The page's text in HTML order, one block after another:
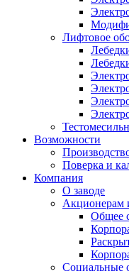
Лифтовое
Возможности
Поверка и
Компания
О заводе
Акционерам
Общее
Социальные